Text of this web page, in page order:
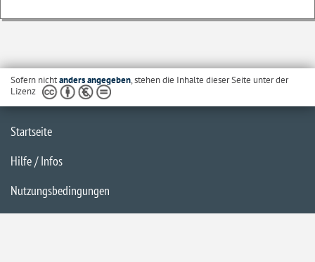
Sofern nichtanders angegeben, stehen die Inhalte dieser Seite unter der
Lizenz
Startseite
Hilfe / Infos
Nutzungsbedingungen